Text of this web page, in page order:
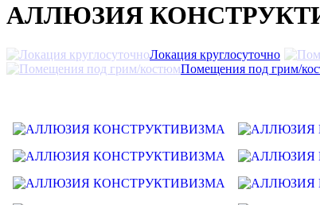
АЛЛЮЗИЯ
Локация круглосуточно
Помещения под грим/